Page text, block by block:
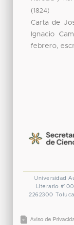
(1824)
Carta de
Ignacio
febrero,
Universidad
Literario
2262300